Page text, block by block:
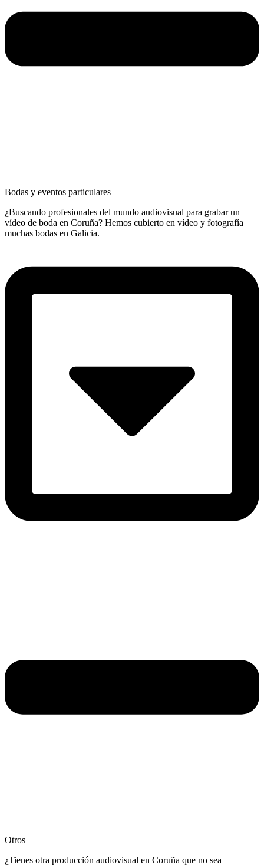
Bodas y eventos particulares
¿Buscando profesionales del mundo audiovisual para grabar un
vídeo de boda en Coruña? Hemos cubierto en vídeo y fotografía
muchas bodas en Galicia.
Otros
¿Tienes otra producción audiovisual en Coruña que no sea